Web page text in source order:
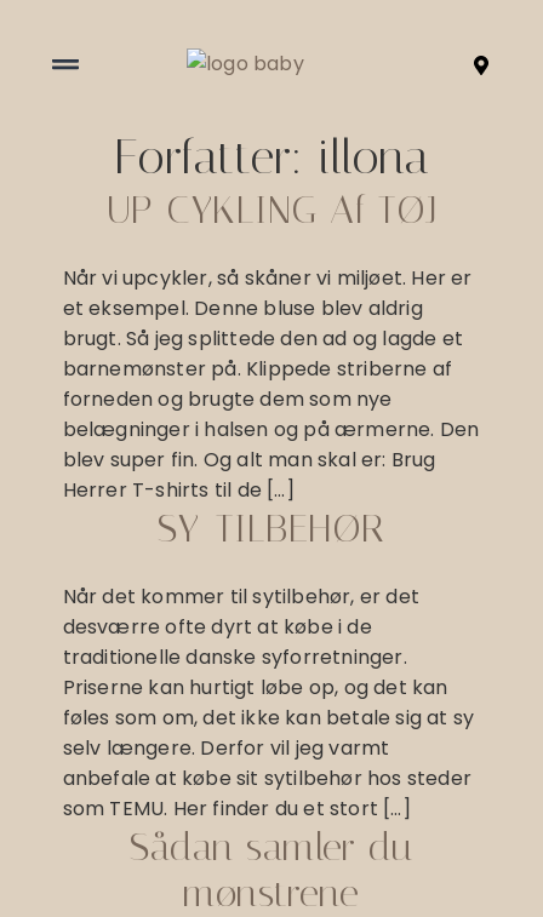
Forfatter: illona
UP CYKLING Af TØJ
Når vi upcykler, så skåner vi miljøet. Her er
et eksempel. Denne bluse blev aldrig
brugt. Så jeg splittede den ad og lagde et
barnemønster på. Klippede striberne af
forneden og brugte dem som nye
belægninger i halsen og på ærmerne. Den
blev super fin. Og alt man skal er: Brug
Herrer T-shirts til de […]
SY-TILBEHØR
Når det kommer til sytilbehør, er det
desværre ofte dyrt at købe i de
traditionelle danske syforretninger.
Priserne kan hurtigt løbe op, og det kan
føles som om, det ikke kan betale sig at sy
selv længere. Derfor vil jeg varmt
anbefale at købe sit sytilbehør hos steder
som TEMU. Her finder du et stort […]
Sådan samler du
mønstrene